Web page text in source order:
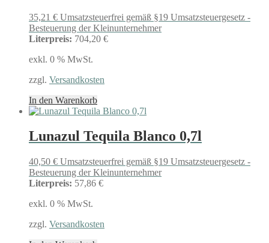
35,21 € Umsatzsteuerfrei gemäß §19 Umsatzsteuergesetz -
Besteuerung der Kleinunternehmer
Literpreis: 704,20 €
exkl. 0 % MwSt.
zzgl. Versandkosten
In den Warenkorb
Lunazul Tequila Blanco 0,7l
40,50 € Umsatzsteuerfrei gemäß §19 Umsatzsteuergesetz -
Besteuerung der Kleinunternehmer
Literpreis: 57,86 €
exkl. 0 % MwSt.
zzgl. Versandkosten